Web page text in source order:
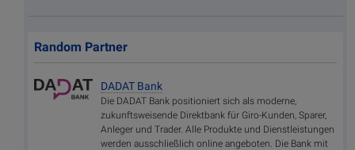
Random Partner
DADAT Bank
Die DADAT Bank positioniert sich als moderne,
zukunftsweisende Direktbank für Giro-Kunden, Sparer,
Anleger und Trader. Alle Produkte und Dienstleistungen
werden ausschließlich online angeboten. Die Bank mit